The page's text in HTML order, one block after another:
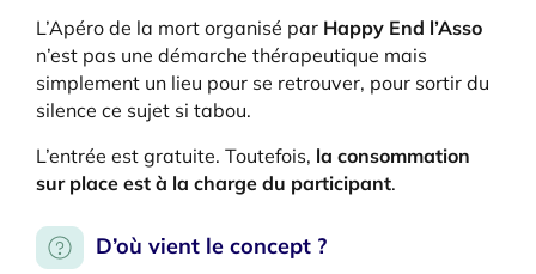
L’Apéro de la mort organisé par Happy End l’Asso
n’est pas une démarche thérapeutique mais
simplement un lieu pour se retrouver, pour sortir du
silence ce sujet si tabou.
L’entrée est gratuite. Toutefois, la consommation
sur place est à la charge du participant.
D’où vient le concept ?